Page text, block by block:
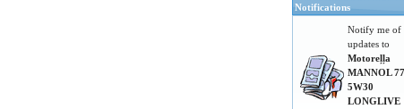
Notifications
Notify me of
updates to
Motoreļļa
MANNOL
5W30
LONGLIVE